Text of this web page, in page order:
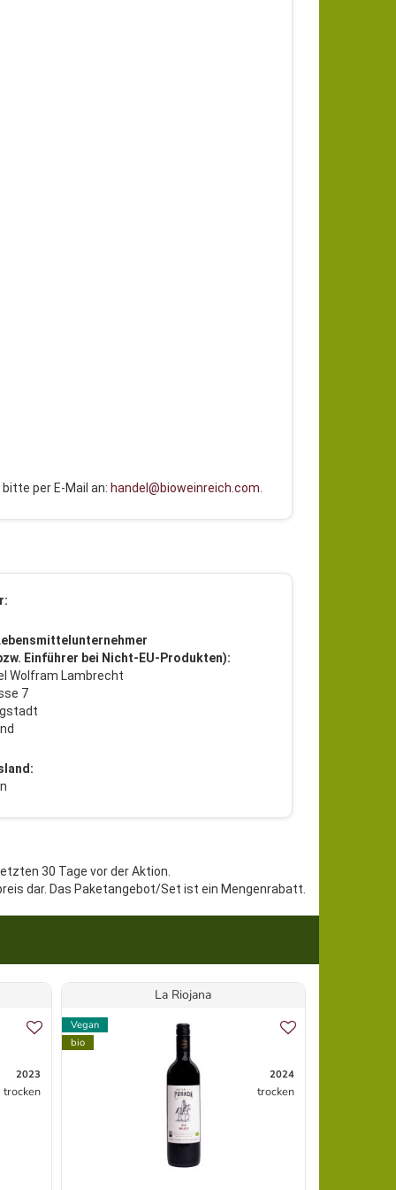
per E-Mail an: handel@bioweinreich.com
Einführer bei Nicht-EU-Produkten):
Wolfram Lambrecht
7
30 Tage vor der Aktion.
dar. Das Paketangebot/Set ist ein Mengenrabatt.
2023
trocken
La Riojana
Vegan
bio
2024
trocken